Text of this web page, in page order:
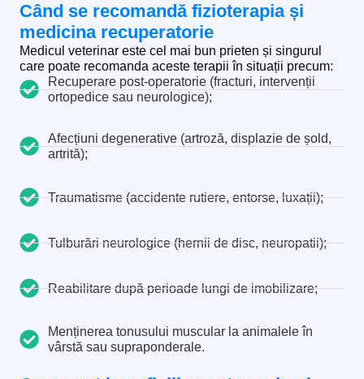
Când se recomandă fizioterapia și
medicina recuperatorie
Medicul veterinar este cel mai bun prieten și singurul
care poate recomanda aceste terapii în situații precum:
Recuperare post-operatorie (fracturi, intervenții
ortopedice sau neurologice);
Afecțiuni degenerative (artroză, displazie de șold,
artrită);
Traumatisme (accidente rutiere, entorse, luxații);
Tulburări neurologice (hernii de disc, neuropatii);
Reabilitare după perioade lungi de imobilizare;
Menținerea tonusului muscular la animalele în
vârstă sau supraponderale.